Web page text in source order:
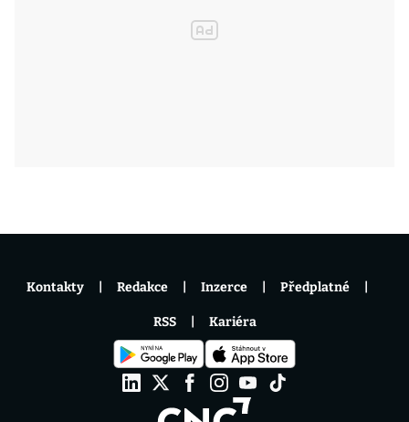
Kontakty Redakce Inzerce Předplatné
RSS Kariéra